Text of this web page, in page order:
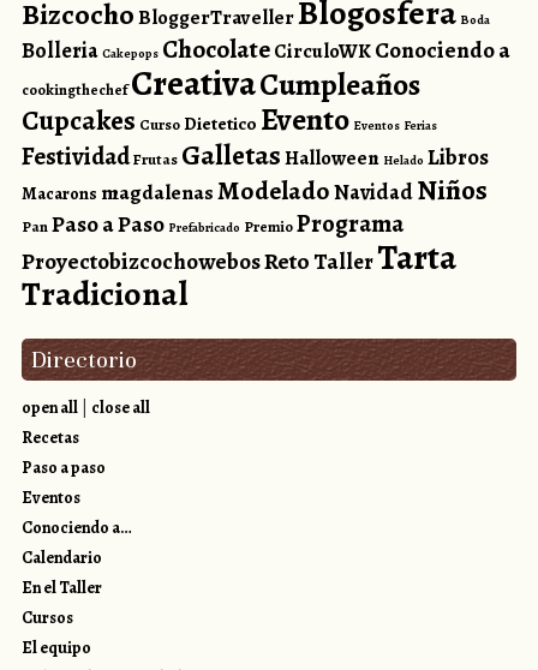
BizcochoBloggerTravellerBlogosfera Boda
Bolleria Cakepops ChocolateCirculoWKConociendo a
cookingthechef CreativaCumpleaños
Cupcakes CursoDietetico Evento Eventos Ferias
FestividadFrutas GalletasHalloween Helado Libros
Macarons magdalenasModeladoNavidadNiños
PanPaso a Paso Prefabricado PremioPrograma
ProyectobizcochowebosReto TallerTarta
Tradicional
Directorio
open all| close all
Recetas
Paso a paso
Eventos
Conociendo a…
Calendario
En el Taller
Cursos
El equipo